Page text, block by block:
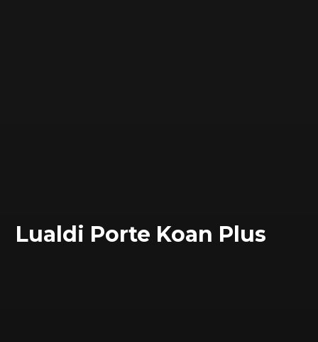
Lualdi Porte Koan Plus